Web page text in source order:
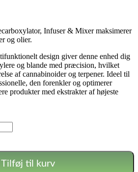
kr..
er:
1.499,00 kr..
Infuser & Mixer maksimerer
og olier.
design giver denne enhed dig
og blande med præcision, hvilket
af cannabinoider og terpener. Ideel til
den forenkler og optimerer
produkter med ekstrakter af højeste
Tilføj til kurv